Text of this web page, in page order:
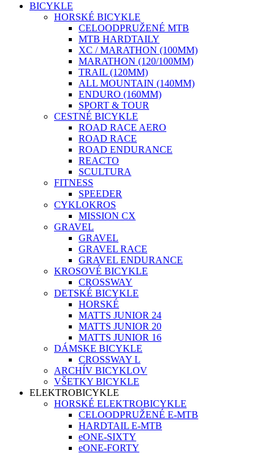
BICYKLE
HORSKÉ BICYKLE
CELOODPRUŽENÉ MTB
MTB HARDTAILY
XC / MARATHON (100MM)
MARATHON (120/100MM)
TRAIL (120MM)
ALL MOUNTAIN (140MM)
ENDURO (160MM)
SPORT & TOUR
CESTNÉ BICYKLE
ROAD RACE AERO
ROAD RACE
ROAD ENDURANCE
REACTO
SCULTURA
FITNESS
SPEEDER
CYKLOKROS
MISSION CX
GRAVEL
GRAVEL
GRAVEL RACE
GRAVEL ENDURANCE
KROSOVÉ BICYKLE
CROSSWAY
DETSKÉ BICYKLE
HORSKÉ
MATTS JUNIOR 24
MATTS JUNIOR 20
MATTS JUNIOR 16
DÁMSKE BICYKLE
CROSSWAY L
ARCHÍV BICYKLOV
VŠETKY BICYKLE
ELEKTROBICYKLE
HORSKÉ ELEKTROBICYKLE
CELOODPRUŽENÉ E-MTB
HARDTAIL E-MTB
eONE-SIXTY
eONE-FORTY